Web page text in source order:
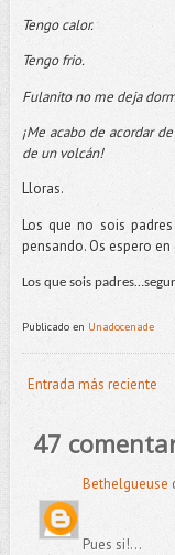
Tengo calor.
Tengo frio.
Fulanito no me deja
¡Me acabo de acordar
de un volcán!
Lloras.
Los que no sois
pensando. Os espero
Los que sois
Publicado en Unadocenade
Entrada más reciente
47
Bethelgueuse
Pues si!...